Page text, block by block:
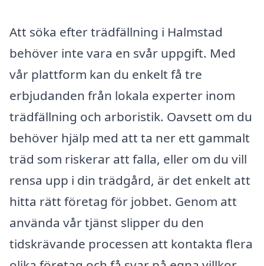
Att söka efter trädfällning i Halmstad
behöver inte vara en svår uppgift. Med
vår plattform kan du enkelt få tre
erbjudanden från lokala experter inom
trädfällning och arboristik. Oavsett om du
behöver hjälp med att ta ner ett gammalt
träd som riskerar att falla, eller om du vill
rensa upp i din trädgård, är det enkelt att
hitta rätt företag för jobbet. Genom att
använda vår tjänst slipper du den
tidskrävande processen att kontakta flera